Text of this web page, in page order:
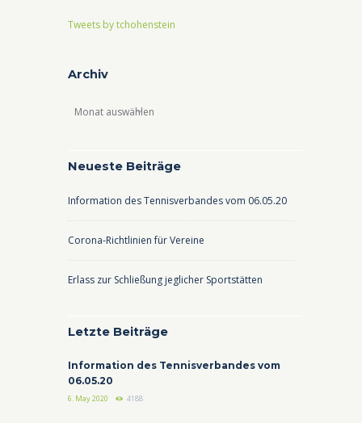
Tweets by tchohenstein
Archiv
Archiv
Neueste Beiträge
Information des Tennisverbandes vom 06.05.20
Corona-Richtlinien für Vereine
Erlass zur Schließung jeglicher Sportstätten
Letzte Beiträge
Information des Tennisverbandes vom
06.05.20
6. May 2020 4188